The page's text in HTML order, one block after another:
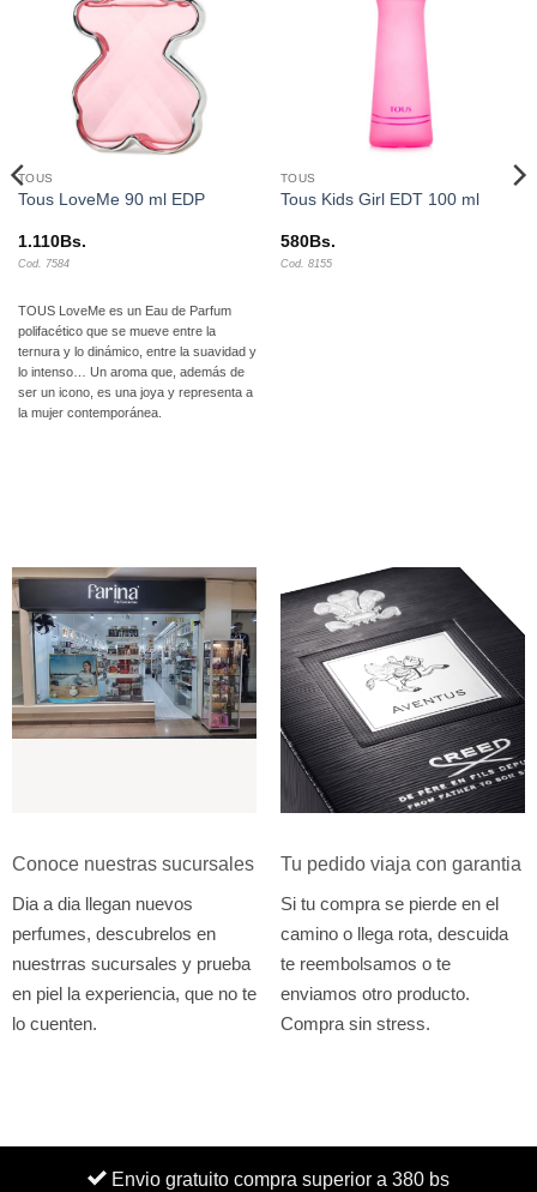
lista de
deseos
TOUS
Tous LoveMe 90 ml EDP
1.110Bs.
Cod. 7584
TOUS LoveMe es un Eau de Parfum
polifacético que se mueve entre la
ternura y lo dinámico, entre la suavidad y
lo intenso… Un aroma que, además de
ser un icono, es una joya y representa a
la mujer contemporánea.
TOUS
Tous Kids Girl EDT 100 ml
580Bs.
Cod. 8155
Conoce nuestras sucursales
Dia a dia llegan nuevos
perfumes, descubrelos en
nuestrras sucursales y prueba
en piel la experiencia, que no te
lo cuenten.
Tu pedido viaja con garantia
Si tu compra se pierde en el
camino o llega rota, descuida
te reembolsamos o te
enviamos otro producto.
Compra sin stress.
Envio gratuito compra superior a 380 bs